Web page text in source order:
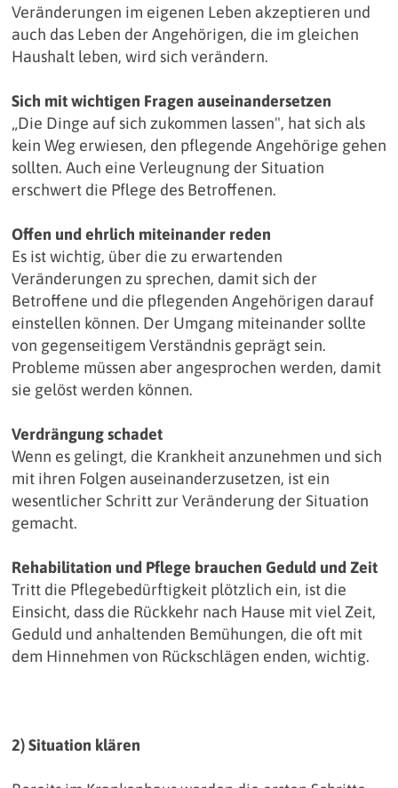
Veränderungen im eigenen Leben akzeptieren und
auch das Leben der Angehörigen, die im gleichen
Haushalt leben, wird sich verändern.
Sich mit wichtigen Fragen auseinandersetzen
„Die Dinge auf sich zukommen lassen", hat sich als
kein Weg erwiesen, den pflegende Ange­hörige gehen
sollten. Auch eine Verleugnung der Situation
erschwert die Pflege des Betroffenen.
Offen und ehrlich miteinander reden
Es ist wichtig, über die zu erwartenden
Veränderungen zu sprechen, damit sich der
Betroffene und die pflegenden Angehörigen darauf
einstellen können. Der Umgang miteinander sollte
von gegenseitigem Verständnis geprägt sein.
Probleme müssen aber angesprochen werden, damit
sie gelöst werden können.
Verdrängung schadet
Wenn es gelingt, die Krankheit anzunehmen und sich
mit ihren Folgen auseinanderzusetzen, ist ein
wesentlicher Schritt zur Veränderung der Situation
gemacht.
Rehabilitation und Pflege brauchen Geduld und Zeit
Tritt die Pflegebedürftigkeit plötzlich ein, ist die
Einsicht, dass die Rückkehr nach Hause mit viel Zeit,
Geduld und anhaltenden Bemühungen, die oft mit
dem Hinnehmen von Rückschlägen enden, wichtig.
2) Situation klären